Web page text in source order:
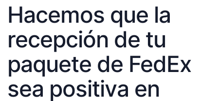
Hacemos que la
recepción de tu
paquete de FedEx
sea positiva en